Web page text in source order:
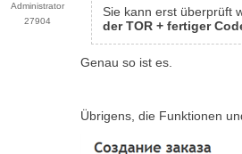
Administrator
27904
Sie kann erst überprüft
der TOR + fertiger
Genau so ist es.
Übrigens, die Funktionen